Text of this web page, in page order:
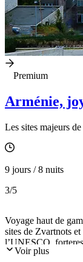
Premium
Arménie,
Les sites majeurs
9 jours / 8 nuits
3/5
Voyage haut de
sites de Zvartnots
l’UNESCO,
monastères
Voir plus